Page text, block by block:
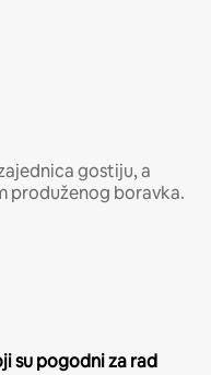
gostiju, a
produženog boravka.
su pogodni za rad